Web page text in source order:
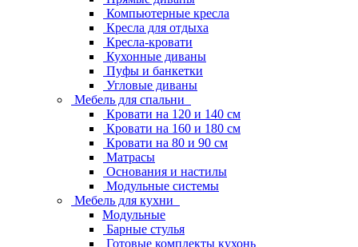
Компьютерные кресла
Кресла для отдыха
Кресла-кровати
Кухонные диваны
Пуфы и банкетки
Угловые диваны
Мебель для спальни
Кровати на 120 и 140 см
Кровати на 160 и 180 см
Кровати на 80 и 90 см
Матрасы
Основания и настилы
Модульные системы
Мебель для кухни
Модульные
Барные стулья
Готовые комплекты кухонь